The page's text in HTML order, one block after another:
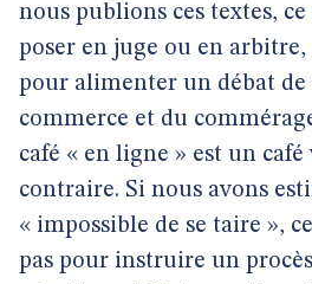
nous publions ces textes, ce
poser en juge ou en
pour alimenter un débat de
commerce et du
café « en ligne » est un
contraire. Si nous avons
« impossible de se taire »,
pas pour instruire un